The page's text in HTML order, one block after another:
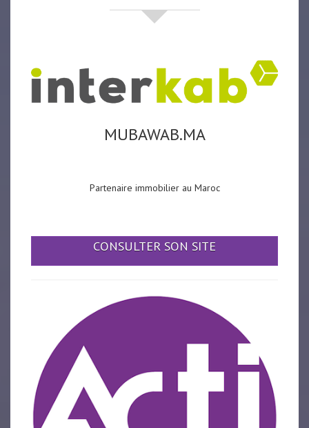
MUBAWAB.MA
Partenaire immobilier au Maroc
CONSULTER SON SITE